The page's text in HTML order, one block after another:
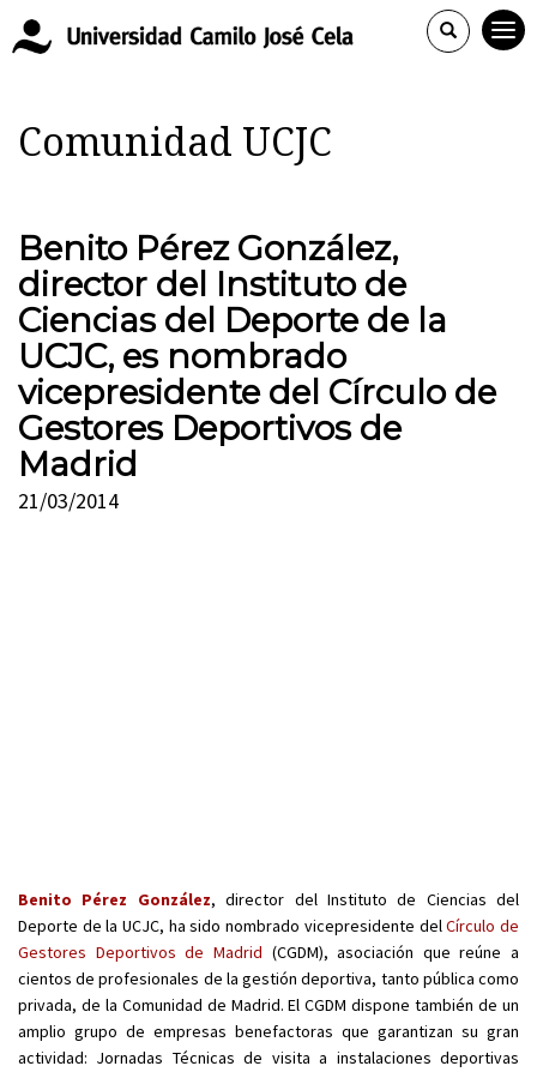
Comunidad UCJC
Benito Pérez González,
director del Instituto de
Ciencias del Deporte de la
UCJC, es nombrado
vicepresidente del Círculo de
Gestores Deportivos de
Madrid
21/03/2014
Benito Pérez González, director del Instituto de Ciencias del
Deporte de la UCJC, ha sido nombrado vicepresidente delCírculo de
Gestores Deportivos de Madrid (CGDM), asociación que reúne a
cientos de profesionales de la gestión deportiva, tanto pública como
privada, de la Comunidad de Madrid. El CGDM dispone también de un
amplio grupo de empresas benefactoras que garantizan su gran
actividad: Jornadas Técnicas de visita a instalaciones deportivas